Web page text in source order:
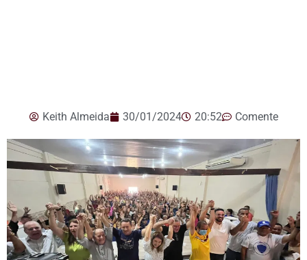
Keith Almeida 30/01/2024 20:52 Comente